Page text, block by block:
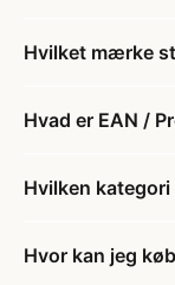
Hvilket mærke
Hvad er EAN /
Hvilken
Hvor kan jeg